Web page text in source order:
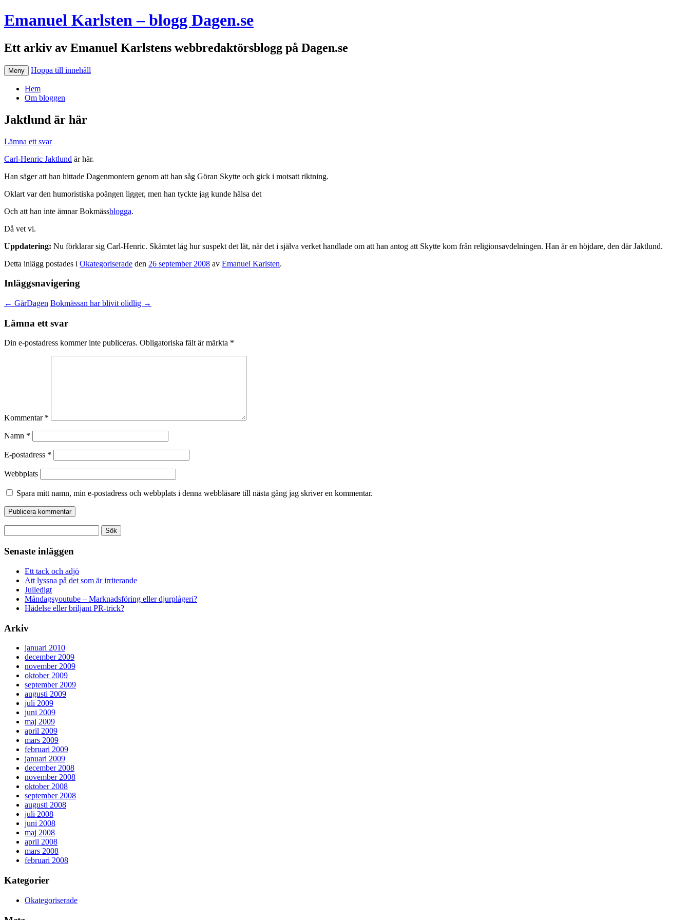
Emanuel Karlsten – blogg Dagen.se
Ett arkiv av Emanuel Karlstens webbredaktörsblogg på Dagen.se
Meny Hoppa till innehåll
Hem
Om bloggen
Jaktlund är här
Lämna ett svar
Carl-Henric Jaktlund är här.
Han säger att han hittade Dagenmontern genom att han såg Göran Skytte och gick i motsatt riktning.
Oklart var den humoristiska poängen ligger, men han tyckte jag kunde hälsa det
Och att han inte ämnar Bokmässblogga.
Då vet vi.
Uppdatering: Nu förklarar sig Carl-Henric. Skämtet låg hur suspekt det lät, när det i själva verket handlade om att han antog att Skytte kom från religionsavdelningen. Han är en höjdare, den där Jaktlund.
Detta inlägg postades i Okategoriserade den 26 september 2008 av Emanuel Karlsten.
Inläggsnavigering
← GårDagen Bokmässan har blivit olidlig →
Lämna ett svar
Din e-postadress kommer inte publiceras. Obligatoriska fält är märkta *
Kommentar *
Namn *
E-postadress *
Webbplats
Spara mitt namn, min e-postadress och webbplats i denna webbläsare till nästa gång jag skriver en kommentar.
efter:
Senaste inläggen
Ett tack och adjö
Att lyssna på det som är irriterande
Julledigt
Måndagsyoutube – Marknadsföring eller djurplågeri?
Hädelse eller briljant PR-trick?
Arkiv
januari 2010
december 2009
november 2009
oktober 2009
september 2009
augusti 2009
juli 2009
juni 2009
maj 2009
april 2009
mars 2009
februari 2009
januari 2009
december 2008
november 2008
oktober 2008
september 2008
augusti 2008
juli 2008
juni 2008
maj 2008
april 2008
mars 2008
februari 2008
Kategorier
Okategoriserade